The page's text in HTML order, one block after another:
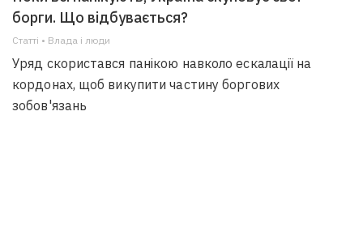
борги. Що відбувається?
Статті • Влада i люди
Уряд скористався панікою навколо ескалації на
кордонах, щоб викупити частину боргових
зобов'язань